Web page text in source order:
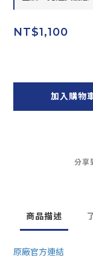
NT$1,100
加入購物
分享
商品描述
原廠官方連結